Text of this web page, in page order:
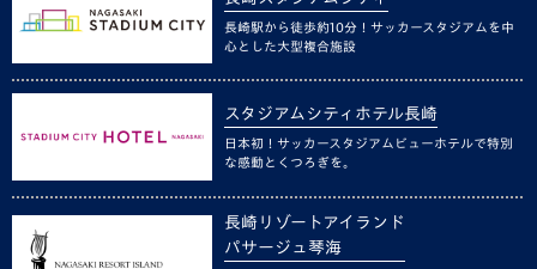
長崎駅から徒歩約10分！サッカースタジアムを中
心とした大型複合施設
スタジアムシティホテル長崎
日本初！サッカースタジアムビューホテルで特別
な感動とくつろぎを。
長崎リゾートアイランド
パサージュ琴海